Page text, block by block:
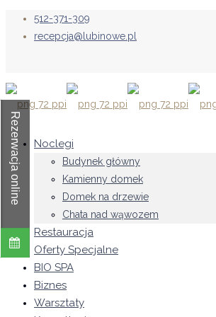
Rezerwacja online
512-371-309
recepcja@lubinowe.pl
Noclegi
Budynek główny
Kamienny domek
Domek na drzewie
Chata nad wąwozem
Restauracja
Oferty Specjalne
BIO SPA
Biznes
Warsztaty